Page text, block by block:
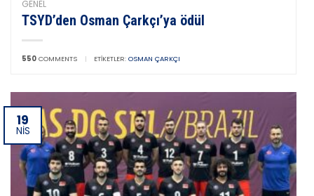
GENEL
TSYD’den Osman Çarkçı’ya ödül
550 COMMENTS | ETIKETLER: OSMAN ÇARKÇI
19
NIS